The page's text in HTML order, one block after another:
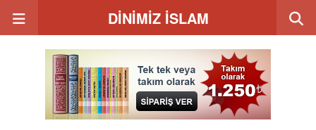
DİNİMİZ İSLAM